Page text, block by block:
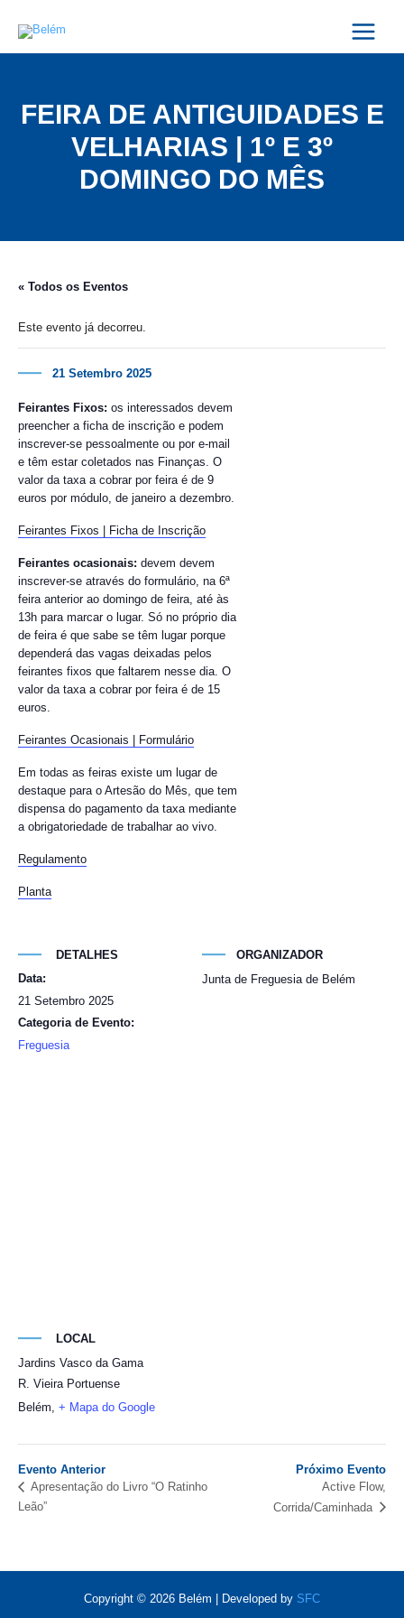
FEIRA DE ANTIGUIDADES E
VELHARIAS | 1º E 3º
DOMINGO DO MÊS
« Todos os Eventos
Este evento já decorreu.
21 Setembro 2025
Feirantes Fixos: os interessados devem
preencher a ficha de inscrição e podem
inscrever-se pessoalmente ou por e-mail
e têm estar coletados nas Finanças. O
valor da taxa a cobrar por feira é de 9
euros por módulo, de janeiro a dezembro.
Feirantes Fixos | Ficha de Inscrição
Feirantes ocasionais: devem devem
inscrever-se através do formulário, na 6ª
feira anterior ao domingo de feira, até às
13h para marcar o lugar. Só no próprio dia
de feira é que sabe se têm lugar porque
dependerá das vagas deixadas pelos
feirantes fixos que faltarem nesse dia. O
valor da taxa a cobrar por feira é de 15
euros.
Feirantes Ocasionais | Formulário
Em todas as feiras existe um lugar de
destaque para o Artesão do Mês, que tem
dispensa do pagamento da taxa mediante
a obrigatoriedade de trabalhar ao vivo.
Regulamento
Planta
DETALHES
Data:
21 Setembro 2025
Categoria de Evento:
Freguesia
ORGANIZADOR
Junta de Freguesia de Belém
LOCAL
Jardins Vasco da Gama
R. Vieira Portuense
Belém, + Mapa do Google
Evento Anterior
Apresentação do Livro “O Ratinho
Leão”
Próximo Evento
Active Flow,
Corrida/Caminhada
Copyright © 2026 Belém | Developed by SFC